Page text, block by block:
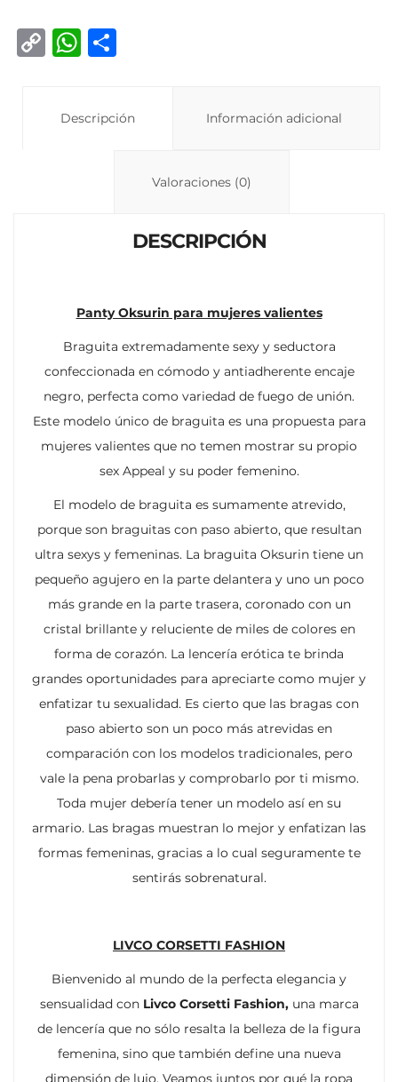
C
W
s
p
Descripción Información adicional
Valoraciones (0)
DESCRIPCIÓN
Panty Oksurin para mujeres valientes
Braguita extremadamente sexy y seductora
confeccionada en cómodo y antiadherente encaje
negro, perfecta como variedad de fuego de unión.
Este modelo único de braguita es una propuesta para
mujeres valientes que no temen mostrar su propio
sex Appeal y su poder femenino.
El modelo de braguita es sumamente atrevido,
porque son braguitas con paso abierto, que resultan
ultra sexys y femeninas. La braguita Oksurin tiene un
pequeño agujero en la parte delantera y uno un poco
más grande en la parte trasera, coronado con un
cristal brillante y reluciente de miles de colores en
forma de corazón. La lencería erótica te brinda
grandes oportunidades para apreciarte como mujer y
enfatizar tu sexualidad. Es cierto que las bragas con
paso abierto son un poco más atrevidas en
comparación con los modelos tradicionales, pero
vale la pena probarlas y comprobarlo por ti mismo.
Toda mujer debería tener un modelo así en su
armario. Las bragas muestran lo mejor y enfatizan las
formas femeninas, gracias a lo cual seguramente te
sentirás sobrenatural.
LIVCO CORSETTI FASHION
Bienvenido al mundo de la perfecta elegancia y
sensualidad con Livco Corsetti Fashion,una marca
de lencería que no sólo resalta la belleza de la figura
femenina, sino que también define una nueva
dimensión de lujo. Veamos juntos por qué la ropa